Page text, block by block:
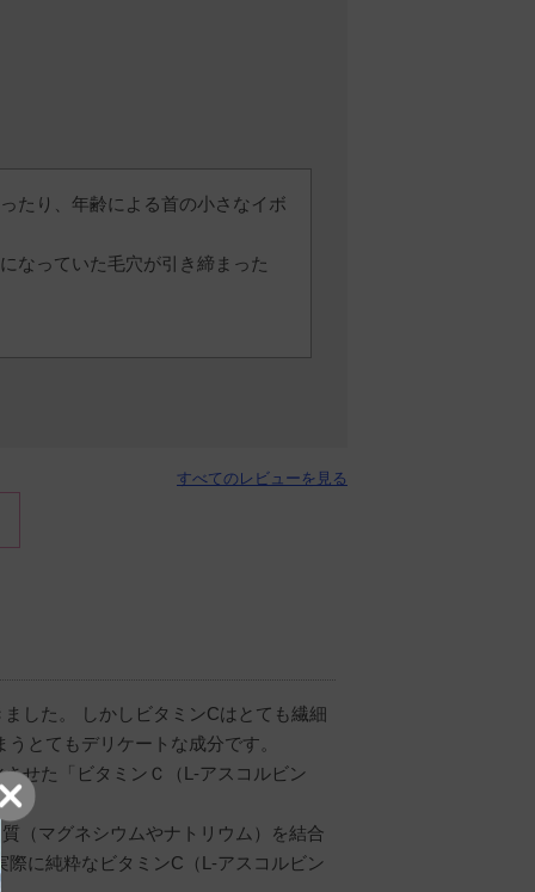
たり、年齢による首の小さなイボ
なっていた毛穴が引き締まった
すべてのレビューを見る
した。 しかしビタミンCはとても繊細
とてもデリケートな成分です。
せた「ビタミンＣ（L-アスコルビン
（マグネシウムやナトリウム）を結合
に純粋なビタミンC（L-アスコルビン